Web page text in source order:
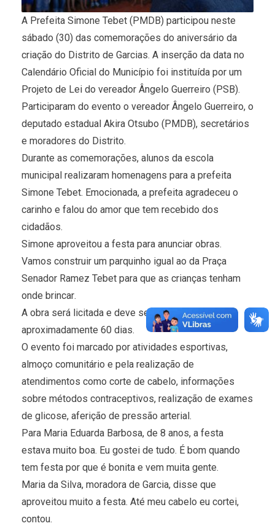
A Prefeita Simone Tebet (PMDB) participou neste
sábado (30) das comemorações do aniversário da
criação do Distrito de Garcias. A inserção da data no
Calendário Oficial do Município foi instituída por um
Projeto de Lei do vereador Ângelo Guerreiro (PSB).
Participaram do evento o vereador Ângelo Guerreiro, o
deputado estadual Akira Otsubo (PMDB), secretários
e moradores do Distrito.
Durante as comemorações, alunos da escola
municipal realizaram homenagens para a prefeita
Simone Tebet. Emocionada, a prefeita agradeceu o
carinho e falou do amor que tem recebido dos
cidadãos.
Simone aproveitou a festa para anunciar obras.
Vamos construir um parquinho igual ao da Praça
Senador Ramez Tebet para que as crianças tenham
onde brincar.
A obra será licitada e deve ser inaugurada em
aproximadamente 60 dias.
O evento foi marcado por atividades esportivas,
almoço comunitário e pela realização de
atendimentos como corte de cabelo, informações
sobre métodos contraceptivos, realização de exames
de glicose, aferição de pressão arterial.
Para Maria Eduarda Barbosa, de 8 anos, a festa
estava muito boa. Eu gostei de tudo. É bom quando
tem festa por que é bonita e vem muita gente.
Maria da Silva, moradora de Garcia, disse que
aproveitou muito a festa. Até meu cabelo eu cortei,
contou.